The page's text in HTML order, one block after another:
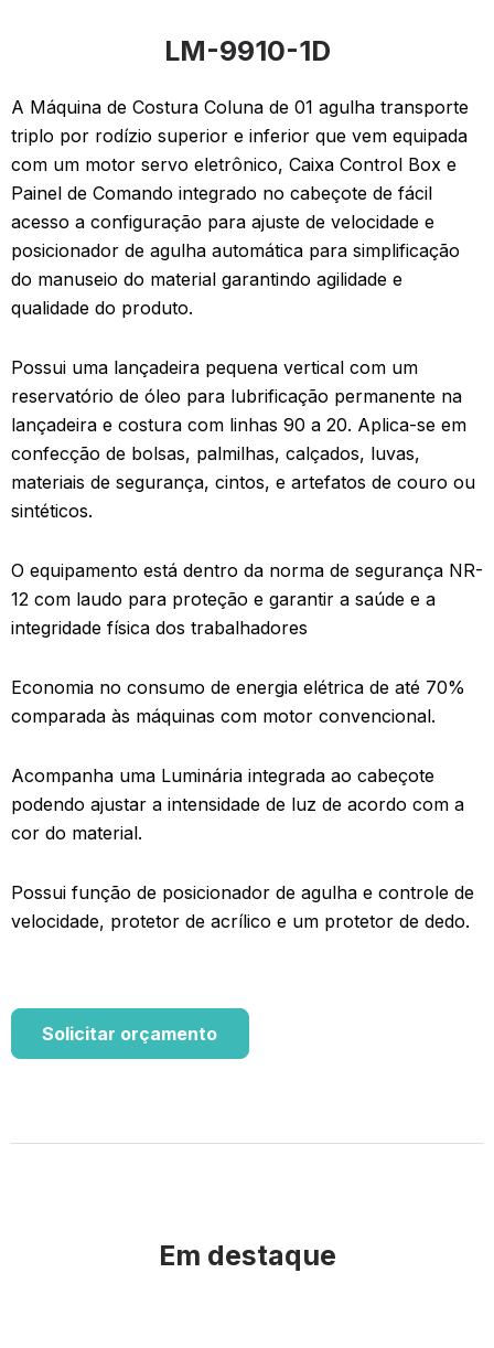
LM-9910-1D
A Máquina de Costura Coluna de 01 agulha transporte
triplo por rodízio superior e inferior que vem equipada
com um motor servo eletrônico, Caixa Control Box e
Painel de Comando integrado no cabeçote de fácil
acesso a configuração para ajuste de velocidade e
posicionador de agulha automática para simplificação
do manuseio do material garantindo agilidade e
qualidade do produto.
Possui uma lançadeira pequena vertical com um
reservatório de óleo para lubrificação permanente na
lançadeira e costura com linhas 90 a 20. Aplica-se em
confecção de bolsas, palmilhas, calçados, luvas,
materiais de segurança, cintos, e artefatos de couro ou
sintéticos.
O equipamento está dentro da norma de segurança NR-
12 com laudo para proteção e garantir a saúde e a
integridade física dos trabalhadores
Economia no consumo de energia elétrica de até 70%
comparada às máquinas com motor convencional.
Acompanha uma Luminária integrada ao cabeçote
podendo ajustar a intensidade de luz de acordo com a
cor do material.
Possui função de posicionador de agulha e controle de
velocidade, protetor de acrílico e um protetor de dedo.
Solicitar orçamento
Em destaque